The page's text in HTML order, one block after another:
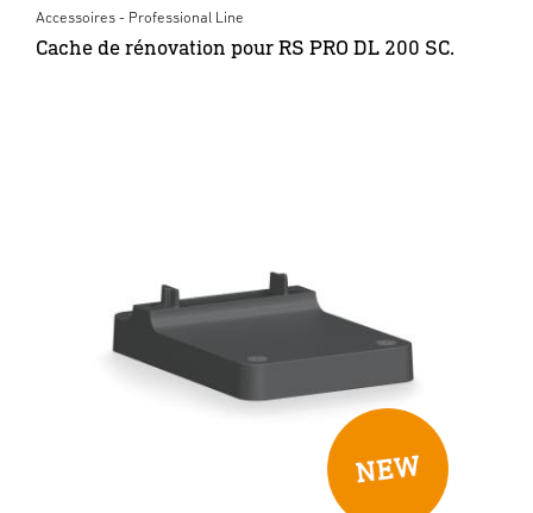
Accessoires - Professional Line
Cache de rénovation pour RS PRO DL 200 SC.